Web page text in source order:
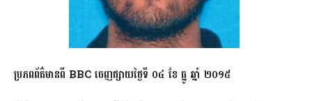
ប្រភពព័ត៌មានពី BBC ចេញផ្សាយថ្ងៃទី ០៤ ខែ​ ធ្នូ ឆ្នាំ ២០១៥